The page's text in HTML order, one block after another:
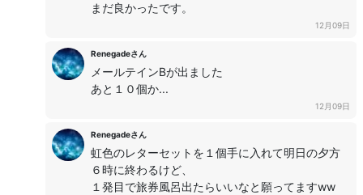
まだ良かったです。
12月09日
Renegadeさん
メールテインBが出ました
あと１０個か...
12月09日
Renegadeさん
虹色のレターセットを１個手に入れて明日の夕方
６時に終わるけど、
１発目で旅券風呂出たらいいなと願ってますww